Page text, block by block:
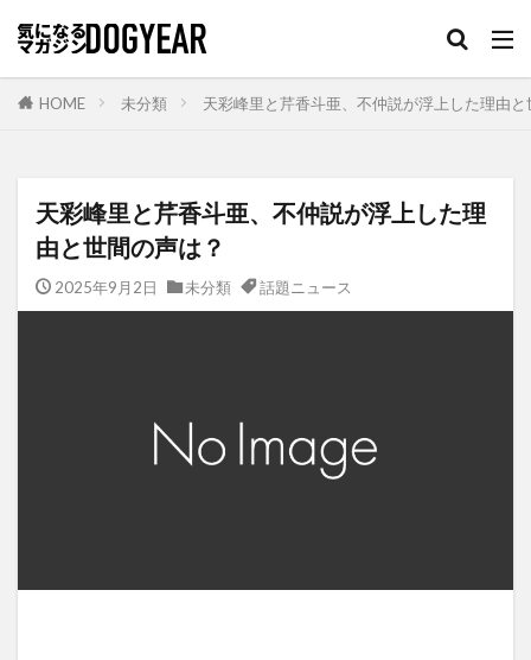
HOME 未分類 天彩峰里と芹香斗亜、不仲説が浮上した理由
天彩峰里と芹香斗亜、不仲説が浮上した理
由と世間の声は？
2025年9月2日 未分類 話題ニュース